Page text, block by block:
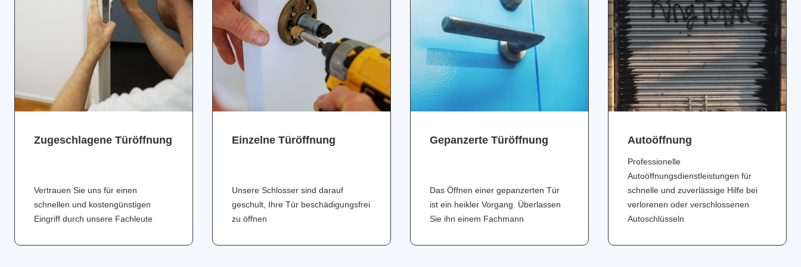
Zugeschlagene Türöffnung
Vertrauen Sie uns für einen
schnellen und kostengünstigen
Eingriff durch unsere Fachleute
Einzelne Türöffnung
Unsere Schlosser sind darauf
geschult, Ihre Tür beschädigungsfrei
zu öffnen
Gepanzerte Türöffnung
Das Öffnen einer gepanzerten Tür
ist ein heikler Vorgang. Überlassen
Sie ihn einem Fachmann
Аutoöffnung
Professionelle
Autoöffnungsdienstleistungen für
schnelle und zuverlässige Hilfe bei
verlorenen oder verschlossenen
Autoschlüsseln